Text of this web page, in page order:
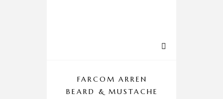
FARCOM ARREN
BEARD & MUSTACHE